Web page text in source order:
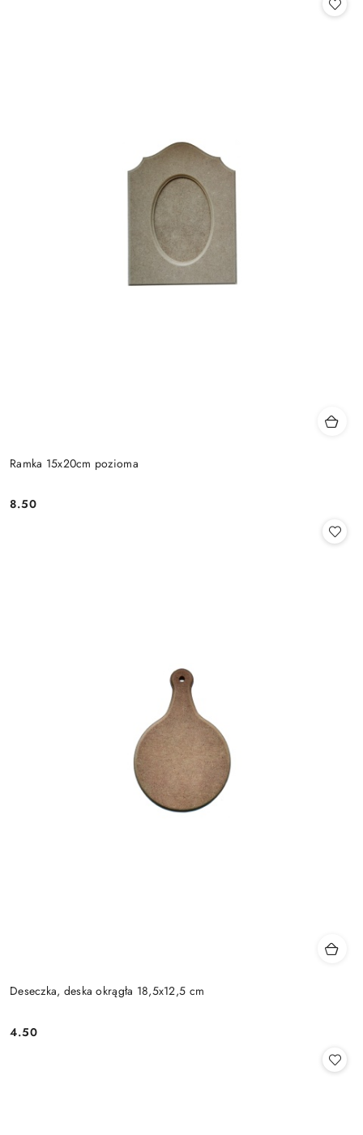
Ramka 15x20cm pozioma
Cena:
8.50
Deseczka, deska okrągła 18,5x12,5 cm
Cena:
4.50